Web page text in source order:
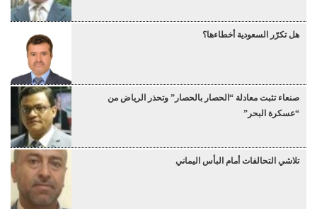
هل تكرّر السعودية أخطاءها؟
صنعاء تثبت معادلة “الحصار بالحصار” وتحذر الرياض من
“عسكرة البحر”
تلاشي التحالفات أمام البأس اليماني